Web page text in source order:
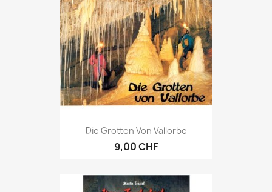
Die Grotten Von Vallorbe
9,00 CHF